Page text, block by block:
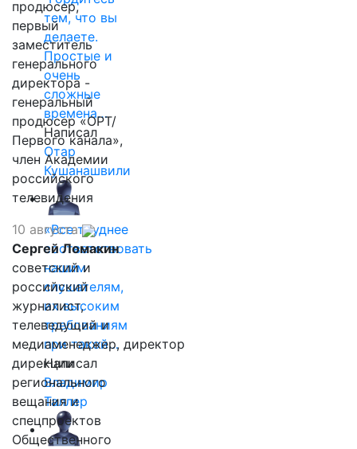
тем, что вы
делаете.
Простые и
очень
сложные
времена…
Написал
Отар
Кушанашвили
«Все труднее
соответствовать
нашим
слушателям,
их высоким
требованиям
при такой…
Написал
Владимир
Таллер
продюсер,
первый
заместитель
генерального
директора -
генеральный
продюсер «ОРТ/
Первого канала»,
член Академии
российского
телевидения
10 августа
Сергей Ломакин
советский и
российский
журналист,
телеведущий и
медиаменеджер, директор
дирекции
регионального
вещания и
спецпроектов
Общественного